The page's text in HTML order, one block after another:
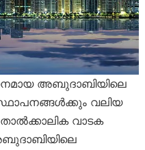
അബുദാബിയിലെ
വലിയ
വാടക